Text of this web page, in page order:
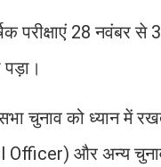
परीक्षाएं 28 नवंबर
को ध्यान में
और अन्य